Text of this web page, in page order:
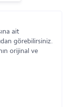
ait
görebilirsiniz.
orijinal ve